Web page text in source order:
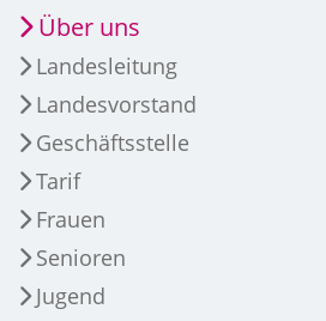
Über uns
Landesleitung
Landesvorstand
Geschäftsstelle
Tarif
Frauen
Senioren
Jugend